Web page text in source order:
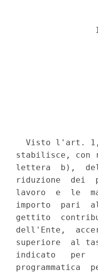
Visto l'art.
stabilisce, con
lettera  b),
riduzione  dei
lavoro  e  le
importo  pari
gettito
dell'Ente,
superiore  al
indicato   per
programmatica